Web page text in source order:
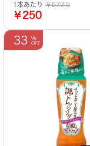
1本あたり ￥572.5
￥250
33